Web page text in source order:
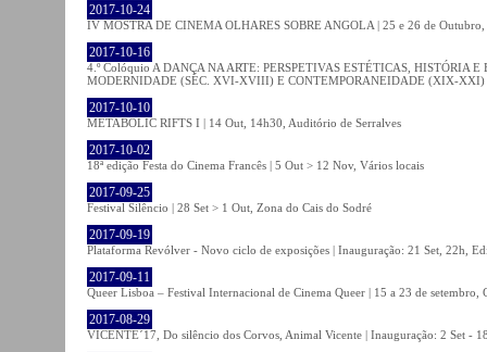
2017-10-24
IV MOSTRA DE CINEMA OLHARES SOBRE ANGOLA | 25 e 26 de
2017-10-16
4.º Colóquio A DANÇA NA ARTE: PERSPETIVAS ESTÉTICAS, HISTÓRIA
MODERNIDADE (SÉC. XVI-XVIII) E CONTEMPORANEIDADE (XIX-XXI)
2017-10-10
METABOLIC RIFTS I | 14 Out, 14h30, Auditório de Serralves
2017-10-02
18ª edição Festa do Cinema Francês | 5 Out > 12 Nov, Vários locais
2017-09-25
Festival Silêncio | 28 Set > 1 Out, Zona do Cais do Sodré
2017-09-19
Plataforma Revólver - Novo ciclo de exposições | Inauguração: 21 Set, 22h,
2017-09-11
Queer Lisboa – Festival Internacional de Cinema Queer | 15 a 23 de setembro,
2017-08-29
VICENTE´17, Do silêncio dos Corvos, Animal Vicente | Inauguração: 2 Set -